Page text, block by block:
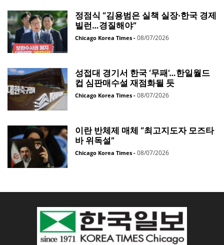
정점식 “김용범은 실책 실장·한국 경제
빌런…경질해야”
Chicago Korea Times - 08/07/2026
성접대 경기서 한국 ‘무패’…한일월드
컵 심판매수설 재점화될 듯
Chicago Korea Times - 08/07/2026
이란 반체제 매체 “최고지도자 모즈타
바 위독설”
Chicago Korea Times - 08/07/2026